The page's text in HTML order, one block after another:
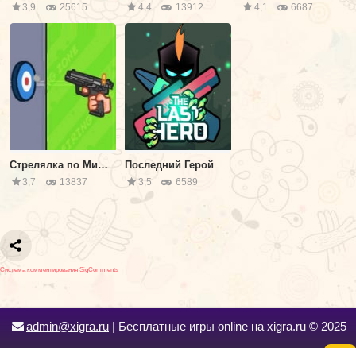
3,9 25615 4,4 13912 4,1 6687
Стрелялка по Мишеням
3,7 13837
Последний Герой
3,5 6589
Система комментирования SigComments
admin@xigra.ru | Бесплатные игры online на xigra.ru © 2025